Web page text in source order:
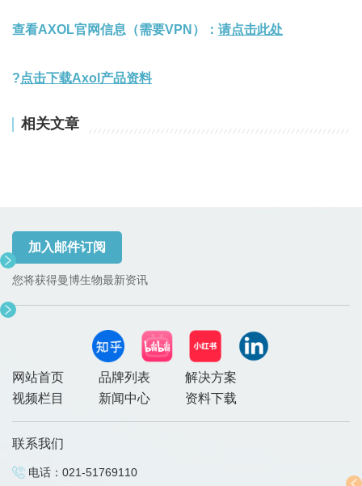
查看AXOL官网信息（需要VPN）： 请点击此处
?点击下载Axol产品资料
相关文章
加入邮件订阅
您将获得曼博生物最新资讯
网站首页 品牌列表
解决方案
视频栏目
新闻中心 资料下载
联系我们
电话： 021-51769110